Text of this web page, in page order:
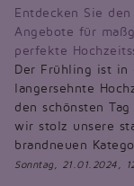
Entdecken Sie
Angebote für
perfekte
Der Frühling ist
langersehnte
den schönsten
wir stolz unsere
brandneuen
Sonntag, 21.01.2024,